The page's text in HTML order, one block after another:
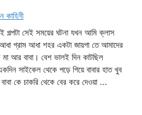
কাহিনী
গল্পটা সেই সময়ের ঘটনা যখন আমি ক্লাস
গ্রাম আধা শহর একটা জায়গা তে আমাদের
মা আর বাবা। বেশ ভালই দিন কাটছিল
সাইকেল থেকে পড়ে গিয়ে বাবার হাত খুব
বাবা কে চাকরি থেকে বের করে দেওয়া ...